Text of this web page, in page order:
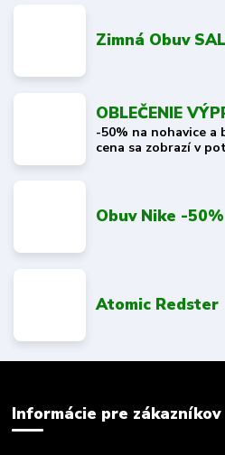
Zimná Obuv
OBLEČENIE
-50% na nohavice a
cena sa zobrazí v
Obuv Nike -50%
Atomic Redster
Informácie pre zákazníkov